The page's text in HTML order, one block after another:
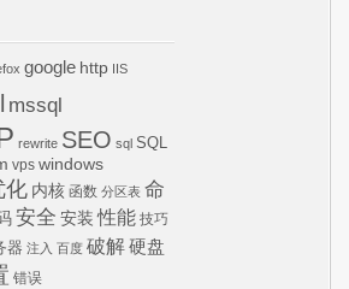
google http IIS
mssql
rewrite SEO sql SQL
vps windows
化 内核 函数 分区表 命
安全 安装 性能 技巧
器 注入 百度 破解硬盘
错误